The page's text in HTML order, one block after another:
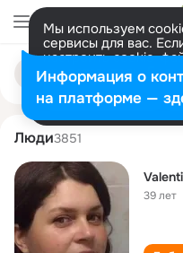
Мы используем
сервисы для вас.
настроить cookie-
представитель.
Разрешить все
Поиск
людям
valya belousova
Люди3851
39 лет
Информация о
на платформе —